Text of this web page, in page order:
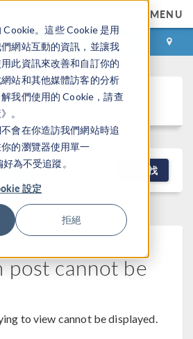
。這些 Cookie 是用
網站互動的資訊，並讓我
此資訊來改善和自訂你的
站和其他媒體訪客的分析
我們使用的 Cookie，請查
。
會在你造訪我們網站時追
的瀏覽器使用單一
為不受追蹤。
設定
拒絕
MENU
登录 咨询与购买
查找
post cannot be
to view cannot be displayed.